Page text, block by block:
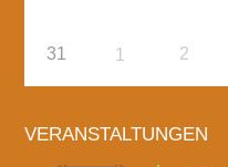
31 1 2
VERANSTALTUNGEN